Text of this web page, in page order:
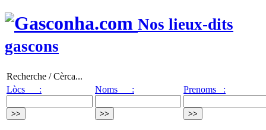
Nos lieux-dits
gascons
Recherche / Cèrca...
Lòcs :
Noms : Prenoms :